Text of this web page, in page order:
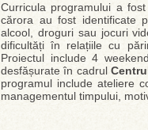
Curricula programului a
cărora au fost identificate
alcool, droguri sau jocuri
dificultăți în relațiile cu
Proiectul include 4
desfășurate în cadrul
programul include ateliere
managementul timpului,